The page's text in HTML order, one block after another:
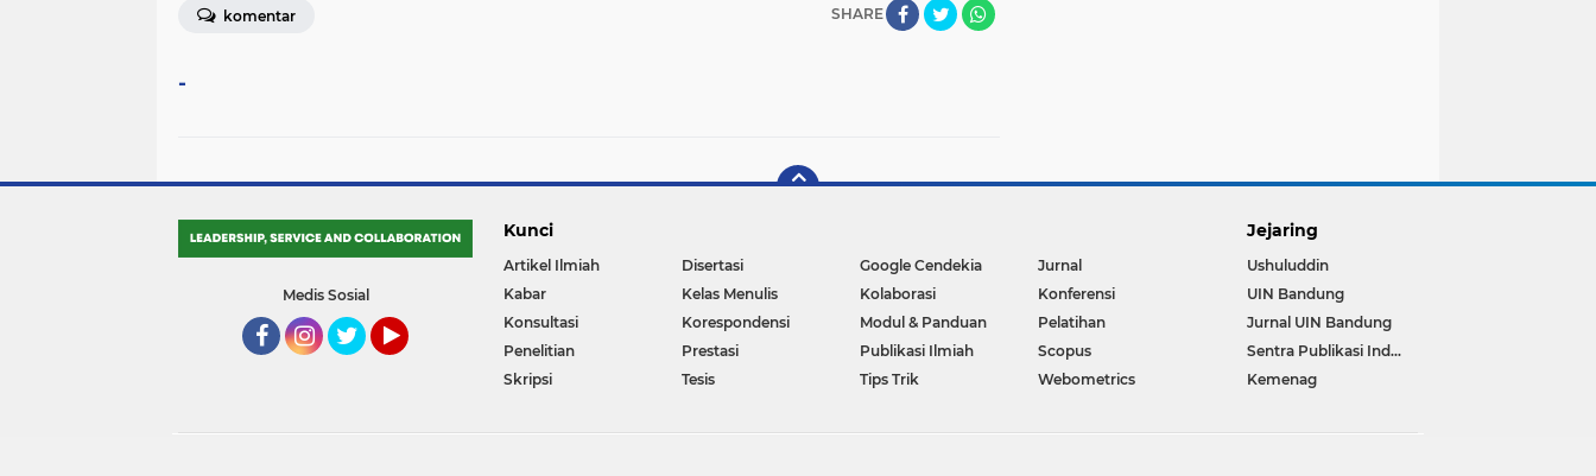
SHARE
komentar
-
Medis Sosial
Kunci
Artikel Ilmiah Disertasi Google Cendekia
Jurnal
Kabar
Kelas Menulis Kolaborasi
Konferensi
Konsultasi
Korespondensi Modul & Panduan
Pelatihan
Penelitian
Prestasi Publikasi Ilmiah
Scopus
Skripsi
Tesis Tips Trik Webometrics
Jejaring
Ushuluddin
UIN Bandung
Jurnal UIN Bandung
Sentra Publikasi Indonesia
Kemenag